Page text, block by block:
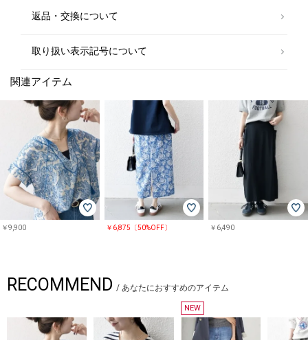
返品・交換について
取り扱い表示記号について
関連アイテム
￥9,900 ￥6,875〔50%OFF〕 ￥6,490
RECOMMEND / あなたにおすすめのアイテム
NEW